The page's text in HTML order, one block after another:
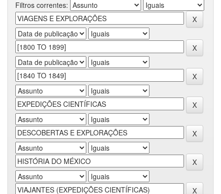
Filtros correntes: